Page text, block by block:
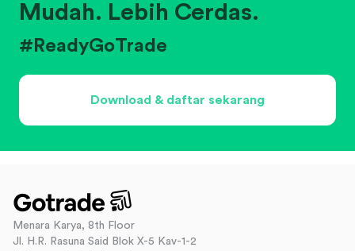
Mudah. Lebih Cerdas.
#ReadyGoTrade
Download & daftar sekarang
Menara Karya, 8th Floor
Jl. H.R. Rasuna Said Blok X-5 Kav-1-2